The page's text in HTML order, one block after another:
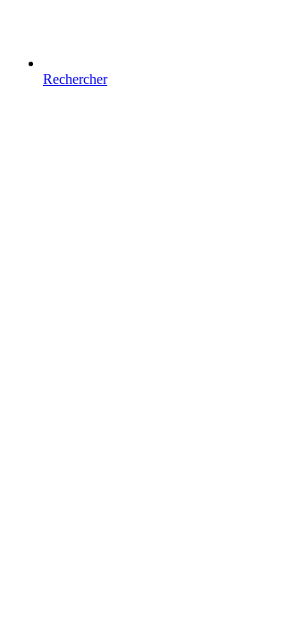
Rechercher